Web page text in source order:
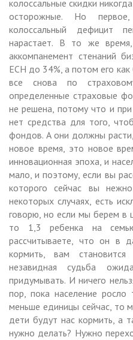
колоссальные скидки
осторожные. Но
колоссальный дефицит
нарастает. В то же
аккомпанемент стенаний
ЕСН до 34%, а потом его
все снова по
определенные страховые
не решена, потому что и
нет средства для того,
фондов. А они должны
новое время, это новое
инновационная эпоха, и
мало, и поэтому, если вы
которого сейчас вы
некоторых случаях, есть
говорю, но если мы берем в
то 1,3 ребенка на
рассчитываете, что он в
кормить, вам
незавидная судьба
придумывать. И ничего
пор, пока население
меньше единицы сейчас, то
дети будут нас кормить, а
нужно делать? Нужно